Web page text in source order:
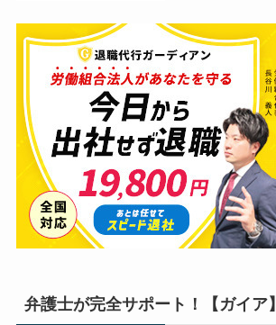
弁護士が完全サポート！【ガイア】